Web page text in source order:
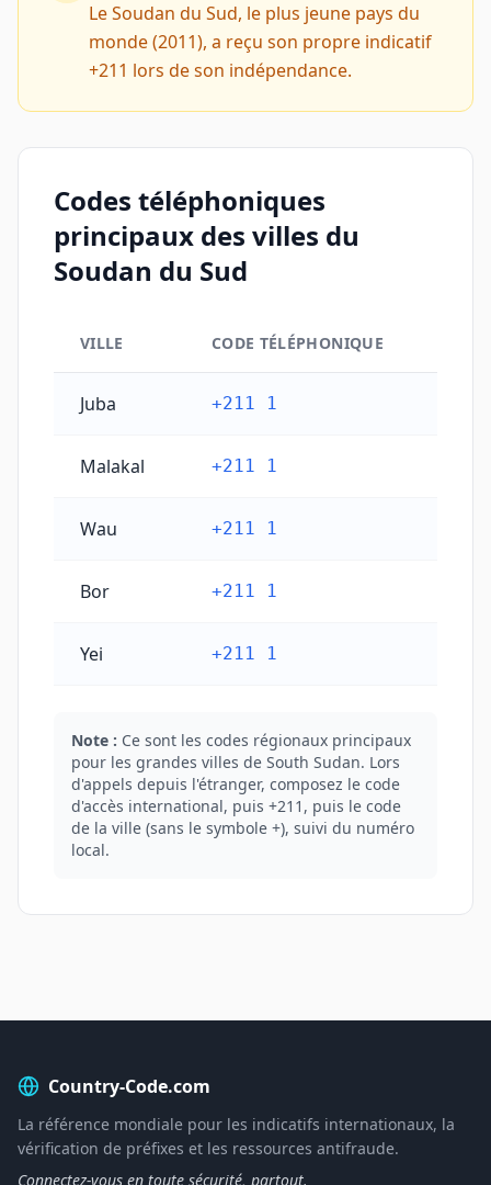
Le Soudan du Sud, le plus jeune pays du
monde (2011), a reçu son propre indicatif
+211 lors de son indépendance.
Codes téléphoniques
principaux des villes du
Soudan du Sud
VILLE CODE TÉLÉPHONIQUE
Juba +211 1
Malakal +211 1
Wau +211 1
Bor +211 1
Yei +211 1
Note : Ce sont les codes régionaux principaux
pour les grandes villes de South Sudan. Lors
d'appels depuis l'étranger, composez le code
d'accès international, puis +211, puis le code
de la ville (sans le symbole +), suivi du numéro
local.
Country-Code.com
La référence mondiale pour les indicatifs internationaux, la
vérification de préfixes et les ressources antifraude.
Connectez-vous en toute sécurité, partout.